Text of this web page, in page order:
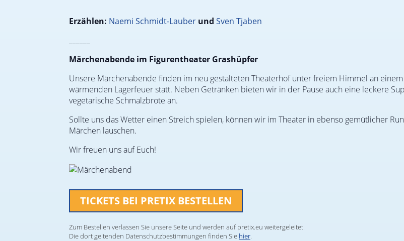
Erzählen: Naemi Schmidt-Lauber und Sven Tjaben
Märchenabende im Figurentheater Grashüpfer
Unsere Märchenabende finden im neu gestalteten Theaterhof unter freiem Himmel an einem
wärmenden Lagerfeuer statt. Neben Getränken bieten wir in der Pause auch eine leckere
vegetarische Schmalzbrote an.
Sollte uns das Wetter einen Streich spielen, können wir im Theater in ebenso gemütlicher
Märchen lauschen.
Wir freuen uns auf Euch!
TICKETS BEI PRETIX BESTELLEN
Zum Bestellen verlassen Sie unsere Seite und werden auf pretix.eu weitergeleitet.
Die dort geltenden Datenschutzbestimmungen finden Sie hier.